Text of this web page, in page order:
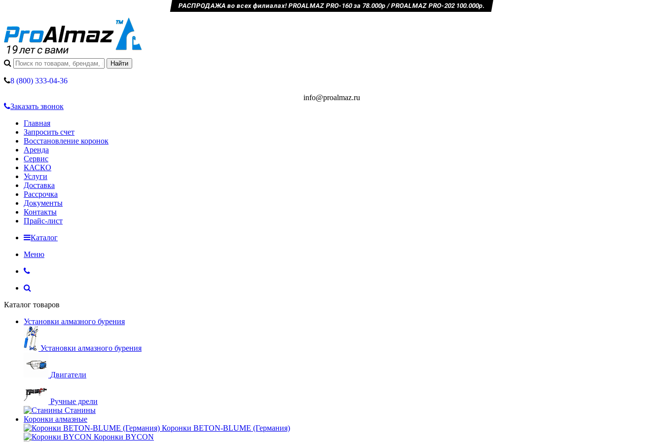
РАСПРОДАЖА во всех филиалах! PROALMAZ PRO-160 за 78.000р / PROALMAZ PRO-202 100.000р.
8 (800) 333-04-36
info@proalmaz.ru
Заказать звонок
Главная
Запросить счет
Восстановление коронок
Аренда
Сервис
КАСКО
Услуги
Доставка
Рассрочка
Документы
Контакты
Прайс-лист
Каталог
Меню
Каталог товаров
Установки алмазного бурения
Установки алмазного бурения
Двигатели
Ручные дрели
Станины
Коронки алмазные
Коронки BETON-BLUME (Германия)
Коронки BYCON